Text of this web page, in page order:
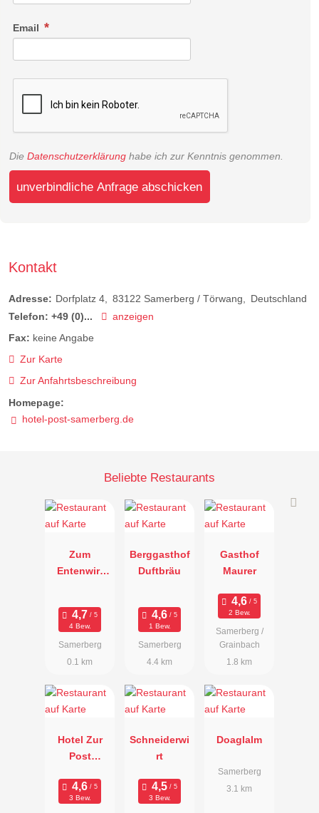
Email
Die Datenschutzerklärung habe ich zur Kenntnis genommen.
unverbindliche Anfrage abschicken
Kontakt
Adresse: Dorfplatz 4 83122 Samerberg / Törwang
Deutschland
Telefon: +49 (0)...
anzeigen
Fax: keine Angabe
Zur Karte
Zur Anfahrtsbeschreibung
Homepage:
hotel-post-samerberg.de
Beliebte Restaurants
Zum
Entenwirt
4 Bew.
Samerberg
0.1 km
Berggasthof
Duftbräu
1 Bew.
Samerberg
4.4 km
Gasthof
Maurer
2 Bew.
Samerberg /
Grainbach
1.8 km
Hotel Zur
Post
3 Bew.
Schneiderwi
rt
3 Bew.
Doaglalm
Samerberg
3.1 km